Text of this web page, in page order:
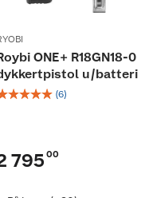
ONE+ R18GN18-0
u/batteri
☆☆☆☆ (6)
795 00